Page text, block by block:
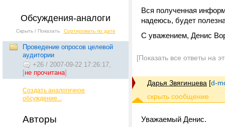
Обсуждения-аналоги
Скрыть / Показать Сортировать по дате
Проведение опросов целевой
аудитории
+26 / 2007-09-22 17:26:17,
[не прочитана]
Создать аналогичное
обсуждение...
Авторы
Вся полученная
надеюсь, будет
С уважением, Денис
[Показать все ответы на
Дарья Звягинцева [d-
Уважаемый Денис.